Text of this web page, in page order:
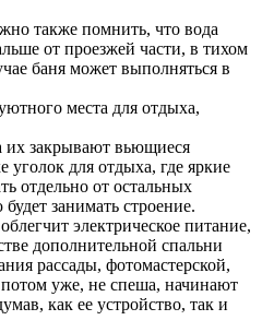
также помнить, что вода
от проезжей части, в тихом
баня может выполняться в
места для отдыха,
их закрывают вьющиеся
уголок для отдыха, где яркие
отдельно от остальных
занимать строение.
электрическое питание,
дополнительной спальни
рассады, фотомастерской,
уже, не спеша, начинают
как ее устройство, так и